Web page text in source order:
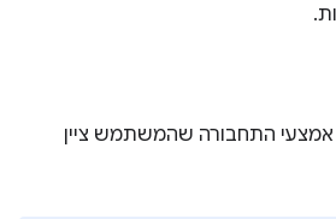
אמצעי התחבורה שהמשתמש ציין